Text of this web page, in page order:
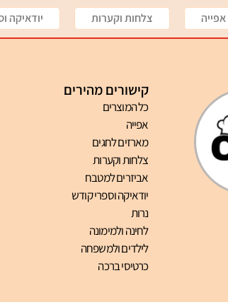
אפייה צלחות וקערות יודאיקה
קישורים מהירים
כל המוצרים
אפייה
מארזים לחגים
צלחות וקערות
אביזרים למטבח
יודאיקה וספרי קודש
נרות
לחינה ולמימונה
לילדים ולמשפחה
כרטיסי ברכה